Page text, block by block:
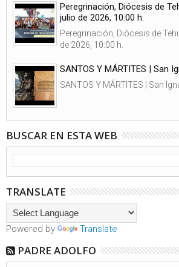
Peregrinación, Diócesis de
julio de 2026, 10:00 h.
Peregrinación, Diócesis de
de 2026, 10:00 h.
SANTOS Y MÁRTITES | San
SANTOS Y MÁRTITES | San
BUSCAR EN ESTA WEB
TRANSLATE
Powered by Translate
PADRE ADOLFO